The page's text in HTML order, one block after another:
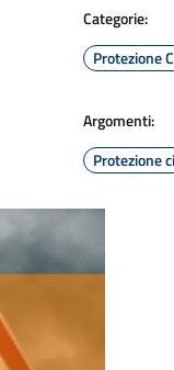
Categorie:
Protezione
Argomenti:
Protezione